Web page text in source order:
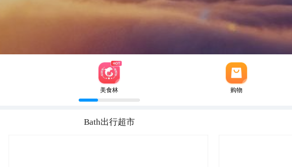
美食林 购物
Bath出行超市